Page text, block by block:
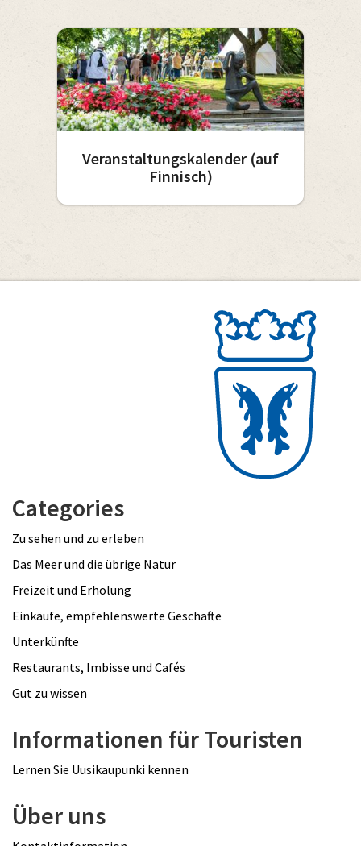
Veranstaltungskalender (auf
Finnisch)
Categories
Zu sehen und zu erleben
Das Meer und die übrige Natur
Freizeit und Erholung
Einkäufe, empfehlenswerte Geschäfte
Unterkünfte
Restaurants, Imbisse und Cafés
Gut zu wissen
Informationen für Touristen
Lernen Sie Uusikaupunki kennen
Über uns